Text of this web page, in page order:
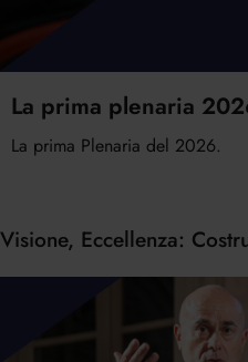
La prima plenaria
La prima Plenaria del 2026.
Visione, Eccellenza: